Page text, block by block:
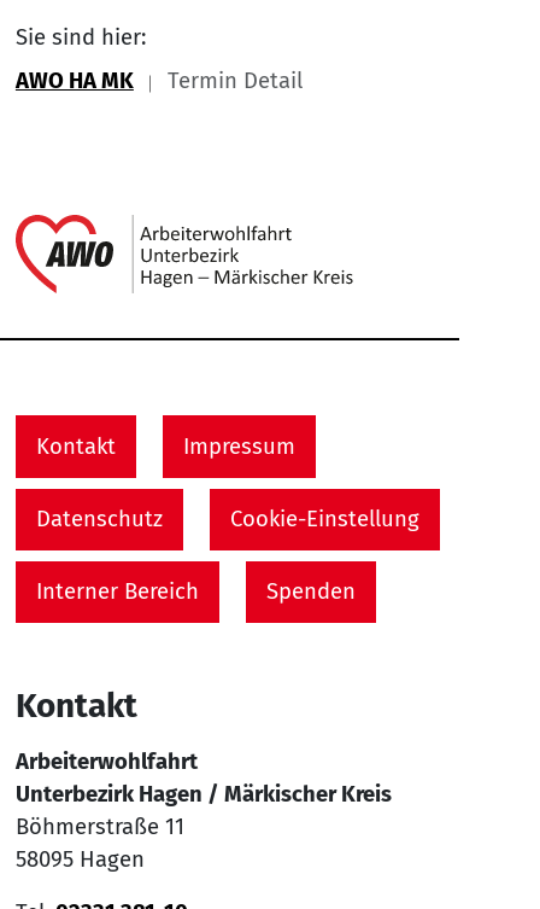
Sie sind hier:
AWO HA MK
Termin Detail
Kontakt Impressum
Datenschutz Cookie-Einstellung
Interner Bereich Spenden
Kontakt
Arbeiterwohlfahrt
Unterbezirk Hagen / Märkischer Kreis
Böhmerstraße 11
58095 Hagen